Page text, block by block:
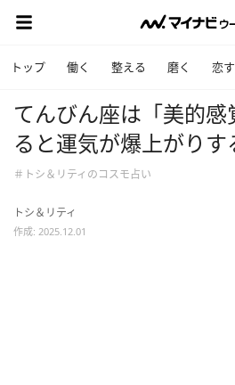
トップ 働く 整える 磨く 恋
てんびん座は「美的
ると運気が爆上がりす
＃トシ＆リティのコスモ占い
トシ＆リティ
作成: 2025.12.01